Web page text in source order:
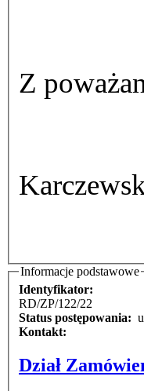
Z
Informacje podstawowe
Identyfikator:
RD/ZP/122/22
Status postępowania:
Kontakt:
Dział